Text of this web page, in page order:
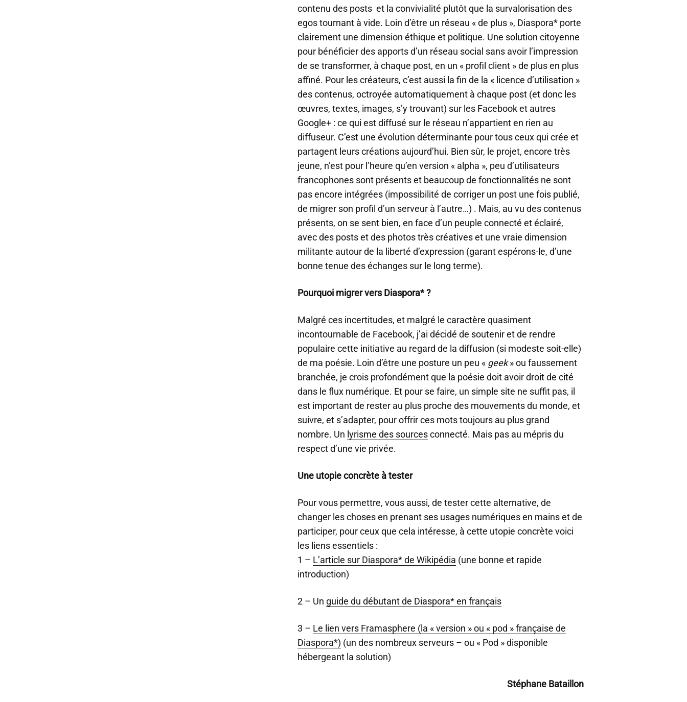
contenu des posts et la convivialité plutôt que la survalorisation des
egos tournant à vide. Loin d’être un réseau « de plus », Diaspora* porte
clairement une dimension éthique et politique. Une solution citoyenne
pour bénéficier des apports d’un réseau social sans avoir l’impression
de se transformer, à chaque post, en un « profil client » de plus en plus
affiné. Pour les créateurs, c’est aussi la fin de la « licence d’utilisation »
des contenus, octroyée automatiquement à chaque post (et donc les
œuvres, textes, images, s’y trouvant) sur les Facebook et autres
Google+ : ce qui est diffusé sur le réseau n’appartient en rien au
diffuseur. C’est une évolution déterminante pour tous ceux qui crée et
partagent leurs créations aujourd’hui. Bien sûr, le projet, encore très
jeune, n’est pour l’heure qu’en version « alpha », peu d’utilisateurs
francophones sont présents et beaucoup de fonctionnalités ne sont
pas encore intégrées (impossibilité de corriger un post une fois publié,
de migrer son profil d’un serveur à l’autre…) . Mais, au vu des contenus
présents, on se sent bien, en face d’un peuple connecté et éclairé,
avec des posts et des photos très créatives et une vraie dimension
militante autour de la liberté d’expression (garant espérons-le, d’une
bonne tenue des échanges sur le long terme).
Pourquoi migrer vers Diaspora* ?
Malgré ces incertitudes, et malgré le caractère quasiment
incontournable de Facebook, j’ai décidé de soutenir et de rendre
populaire cette initiative au regard de la diffusion (si modeste soit-elle)
de ma poésie. Loin d’être une posture un peu « geek» ou faussement
branchée, je crois profondément que la poésie doit avoir droit de cité
dans le flux numérique. Et pour se faire, un simple site ne suffit pas, il
est important de rester au plus proche des mouvements du monde, et
suivre, et s’adapter, pour offrir ces mots toujours au plus grand
nombre. Un lyrisme des sourcesconnecté. Mais pas au mépris du
respect d’une vie privée.
Une utopie concrète à tester
Pour vous permettre, vous aussi, de tester cette alternative, de
changer les choses en prenant ses usages numériques en mains et de
participer, pour ceux que cela intéresse, à cette utopie concrète voici
les liens essentiels :
1 – L’article sur Diaspora* de Wikipédia (une bonne et rapide
introduction)
2 – Un guide du débutant de Diaspora* en français
3 – Le lien vers Framasphere (la « version » ou « pod » française de
Diaspora*) (un des nombreux serveurs – ou « Pod » disponible
hébergeant la solution)
Stéphane Bataillon